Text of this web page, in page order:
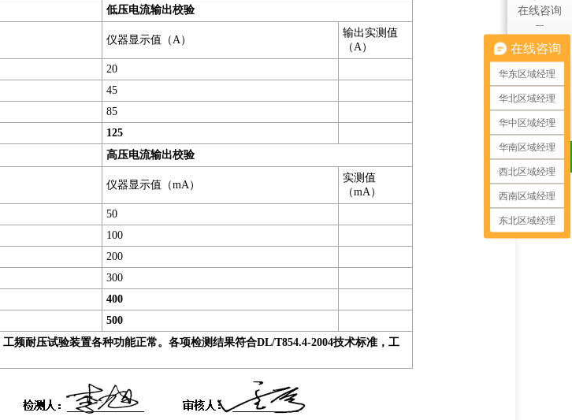
低压电流输出校验
仪器显示值（A）
输出实测值
（A）
20
45
85
125
高压电流输出校验
仪器显示值（mA）
实测值
（mA）
50
100
200
300
400
500
工频耐压试验装置各种功能正常。各项检测结果符合DL/T854.4-2004技术标准， 工
在线咨询
产品中心
应用选型
在线咨询
华东区域经理
华北区域经理
华中区域经理
华南区域经理
西北区域经理
西南区域经理
东北区域经理